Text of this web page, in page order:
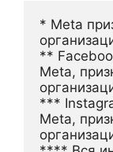
* Meta
**
Meta,
***
Meta,